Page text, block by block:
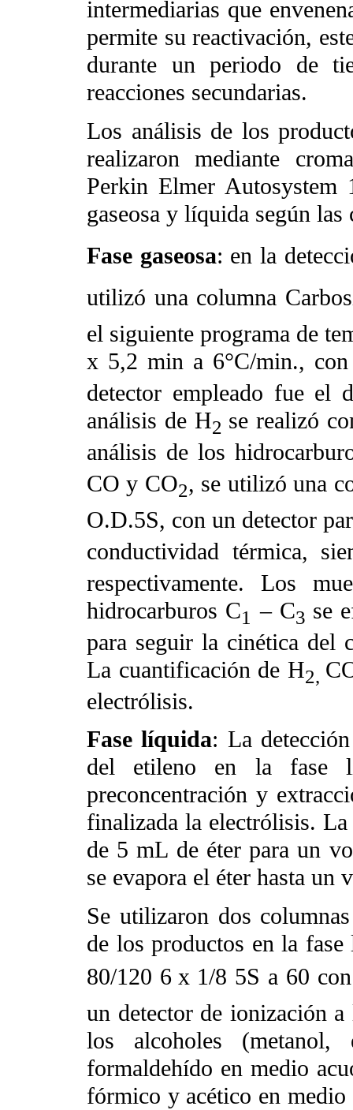
intermediarias que
permite su reactivación,
durante un periodo de
reacciones secundarias.
Los análisis de los
realizaron mediante
Perkin Elmer Autosystem
gaseosa y líquida según
Fase gaseosa: en la
utilizó una columna
el siguiente programa de
x 5,2 min a 6°C/min.,
detector empleado fue
análisis de H2 se realizó
análisis de los
CO y CO2, se utilizó una
O.D.5S, con un detector
conductividad térmica,
respectivamente. Los
hidrocarburos C1 – C3 se
para seguir la cinética del
La cuantificación de H2,
electrólisis.
Fase líquida: La
del etileno en la fase
preconcentración y
finalizada la electrólisis.
de 5 mL de éter para un
se evapora el éter hasta un
Se utilizaron dos
de los productos en la
80/120 6 x 1/8 5S a 60
un detector de ionización
los alcoholes
formaldehído en medio
fórmico y acético en medio